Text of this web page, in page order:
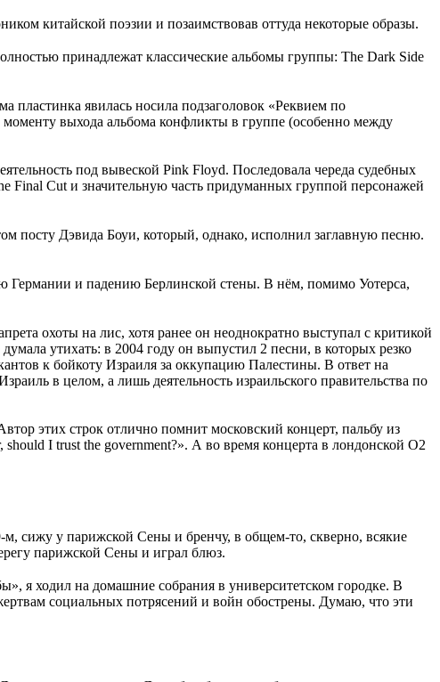
китайской поэзии и позаимствовав оттуда некоторые образы.
принадлежат классические альбомы группы: The Dark Side
явилась носила подзаголовок «Реквием по
выхода альбома конфликты в группе (особенно между
под вывеской Pink Floyd. Последовала череда судебных
Final Cut и значительную часть придуманных группой персонажей
посту Дэвида Боуи, который, однако, исполнил заглавную песню.
Германии и падению Берлинской стены. В нём, помимо Уотерса,
охоты на лис, хотя ранее он неоднократно выступал с критикой
утихать: в 2004 году он выпустил 2 песни, в которых резко
к бойкоту Израиля за оккупацию Палестины. В ответ на
в целом, а лишь деятельность израильского правительства по
этих строк отлично помнит московский концерт, пальбу из
I trust the government?». А во время концерта в лондонской O2
сижу у парижской Сены и бренчу, в общем-то, скверно, всякие
парижской Сены и играл блюз.
я ходил на домашние собрания в университетском городке. В
социальных потрясений и войн обострены. Думаю, что эти